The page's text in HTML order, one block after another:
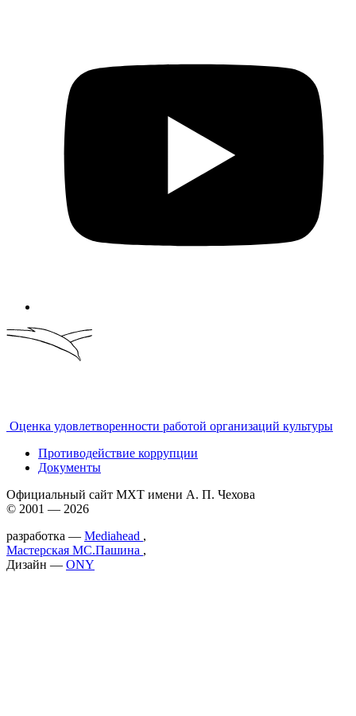
Оценка удовлетворенности работой организаций культуры
Противодействие коррупции
Документы
Официальный сайт МХТ имени А. П. Чехова
© 2001 — 2026
разработка — Mediahead ,
Мастерская МС.Пашина ,
Дизайн — ONY